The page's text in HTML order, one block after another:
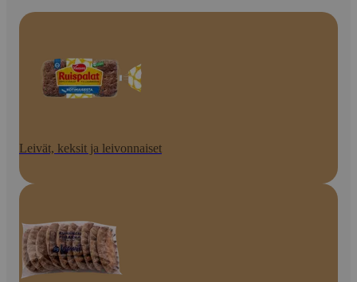
Leivät, keksit ja leivonnaiset